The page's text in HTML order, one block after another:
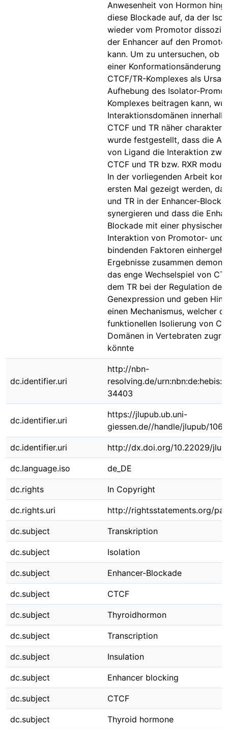
Anwesenheit von Hormon
diese Blockade auf, da der
wieder vom Promotor
der Enhancer auf den
kann. Um zu untersuchen, ob
einer Konformationsänderung
CTCF/TR-Komplexes als
Aufhebung des Isolator-
Komplexes beitragen kann,
Interaktionsdomänen
CTCF und TR näher
wurde festgestellt, dass die
von Ligand die Interaktion
CTCF und TR bzw. RXR
In der vorliegenden Arbeit
ersten Mal gezeigt werden,
und TR in der Enhancer-
synergieren und dass die
Blockade mit einer physischen
Interaktion von Promotor- und
bindenden Faktoren
Ergebnisse zusammen
das enge Wechselspiel von
dem TR bei der Regulation der
Genexpression und geben
einen Mechanismus, welcher
funktionellen Isolierung von
Domänen in Vertebraten
könnte
dc.identifier.uri
http://nbn-
resolving.de/
34403
dc.identifier.uri
https://jlupub.ub.uni-
giessen.de//handle/jlupub/
dc.identifier.uri http://dx.doi.org/10.22029/
dc.language.iso de_DE
dc.rights In Copyright
dc.rights.uri http://rightsstatements.org/
dc.subject Transkription
dc.subject Isolation
dc.subject Enhancer-Blockade
dc.subject CTCF
dc.subject Thyroidhormon
dc.subject Transcription
dc.subject Insulation
dc.subject Enhancer blocking
dc.subject CTCF
dc.subject Thyroid hormone